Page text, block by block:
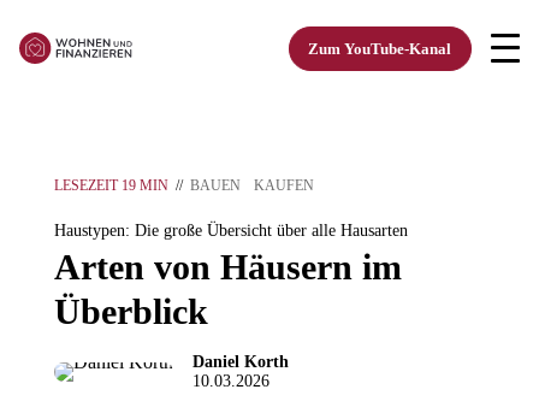
Zum YouTube-Kanal
LESEZEIT 19 MIN // BAUEN KAUFEN
Haustypen: Die große Übersicht über alle Hausarten
Arten von Häusern im
Überblick
Daniel Korth
10.03.2026